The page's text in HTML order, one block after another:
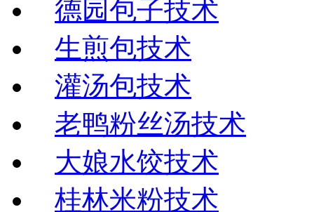
德园包子技术
生煎包技术
灌汤包技术
老鸭粉丝汤技术
大娘水饺技术
桂林米粉技术